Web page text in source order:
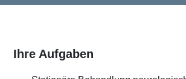
Ihre Aufgaben